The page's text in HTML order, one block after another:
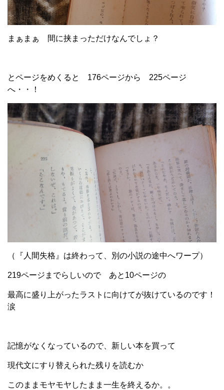
まぁまぁ 間に挟まっただけなんでしょ？
とページをめくると 176ページから 225ページ
へ・・！
（『人間失格』は終わって、別の小説の途中へワープ）
219ページまでらしいので あと10ページの
最高に盛り上がったラストに向けてが抜けているのです！
涙
記憶がなくなっているので、新しい本を買って
現代文にすり替えられた残りを読むか
このままモヤモヤしたまま一生を終えるか。。